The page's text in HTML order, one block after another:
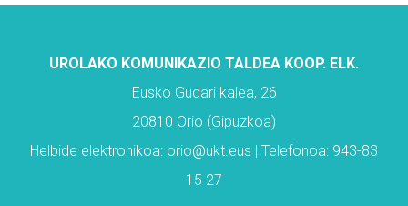
UROLAKO KOMUNIKAZIO TALDEA KOOP. ELK.
Eusko Gudari kalea, 26
20810 Orio (Gipuzkoa)
Helbide elektronikoa: orio@ukt.eus | Telefonoa: 943-83
15 27